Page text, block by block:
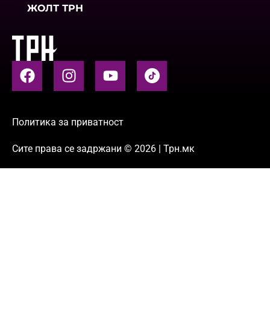
ЖОЛТ ТРН
Политика за приватност
Сите права се задржани © 2026 | Трн.мк